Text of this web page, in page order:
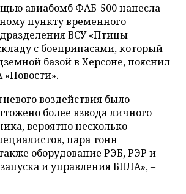
авиабомб ФАБ-500 нанесла
пункту временного
ВСУ «Птицы
с боеприпасами, который
базой в Херсоне, пояснил
.
воздействия было
более взвода личного
вероятно несколько
пара тонн
оборудование РЭБ, РЭР и
и управления БПЛА», –